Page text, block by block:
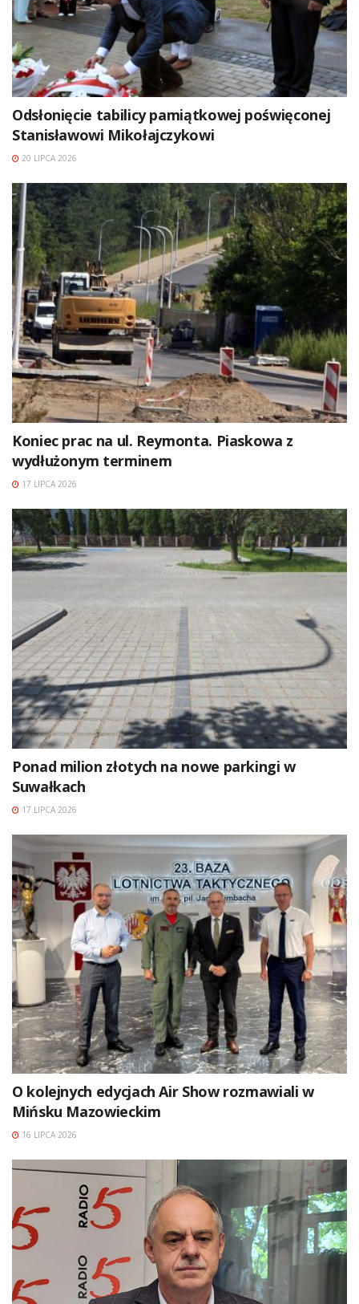
Odsłonięcie tabilicy pamiątkowej poświęconej
Stanisławowi Mikołajczykowi
20 LIPCA 2026
Koniec prac na ul. Reymonta. Piaskowa z
wydłużonym terminem
17 LIPCA 2026
Ponad milion złotych na nowe parkingi w
Suwałkach
17 LIPCA 2026
O kolejnych edycjach Air Show rozmawiali w
Mińsku Mazowieckim
16 LIPCA 2026